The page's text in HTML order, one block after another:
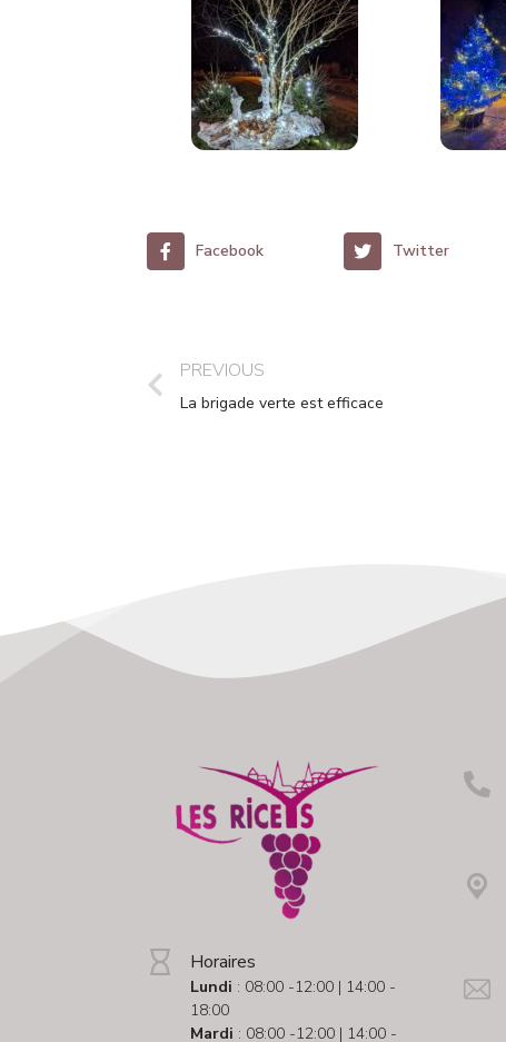
Facebook Twitter
PREVIOUS
La brigade verte est efficace
Horaires
Lundi : 08:00 -12:00 | 14:00 -
18:00
Mardi : 08:00 -12:00 | 14:00 -